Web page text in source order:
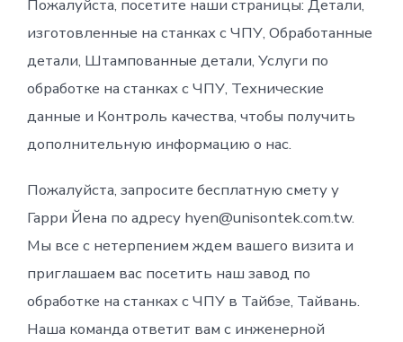
Пожалуйста, посетите наши страницы: Детали,
изготовленные на станках с ЧПУ, Обработанные
детали, Штампованные детали, Услуги по
обработке на станках с ЧПУ, Технические
данные и Контроль качества, чтобы получить
дополнительную информацию о нас.
Пожалуйста, запросите бесплатную смету у
Гарри Йена по адресу hyen@unisontek.com.tw.
Мы все с нетерпением ждем вашего визита и
приглашаем вас посетить наш завод по
обработке на станках с ЧПУ в Тайбэе, Тайвань.
Наша команда ответит вам с инженерной